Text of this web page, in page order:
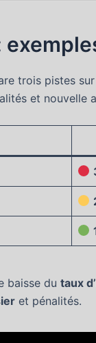
trois pistes
et nouvelle
baisse du taux
et pénalités.